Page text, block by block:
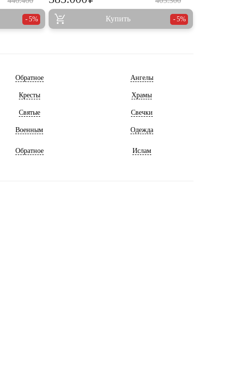
5% Купить 5%
Обратное Ангелы
Кресты Храмы
Святые Свечки
Военным Одежда
Обратное Ислам